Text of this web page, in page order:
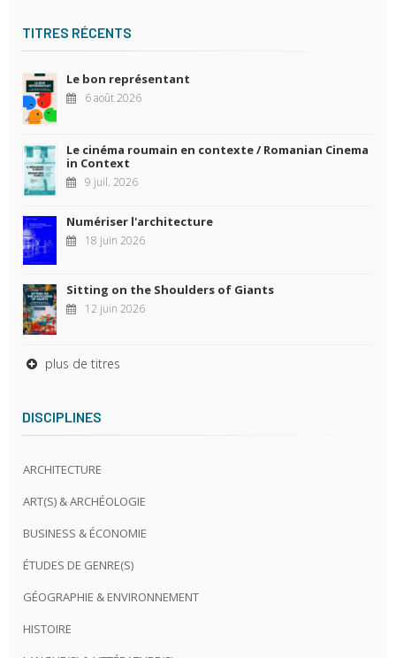
TITRES RÉCENTS
Le bon représentant
6 août 2026
Le cinéma roumain en contexte / Romanian Cinema
in Context
9 juil. 2026
Numériser l'architecture
18 juin 2026
Sitting on the Shoulders of Giants
12 juin 2026
plus de titres
DISCIPLINES
ARCHITECTURE
ART(S) & ARCHÉOLOGIE
BUSINESS & ÉCONOMIE
ÉTUDES DE GENRE(S)
GÉOGRAPHIE & ENVIRONNEMENT
HISTOIRE